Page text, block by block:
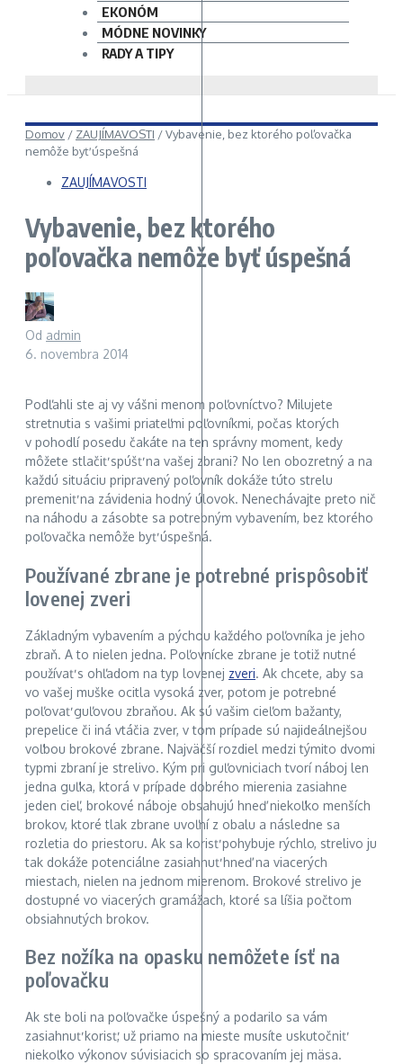
EKONÓM
MÓDNE NOVINKY
RADY A TIPY
Domov / ZAUJÍMAVOSTI /Vybavenie, bez ktorého poľovačka
nemôže byť úspešná
ZAUJÍMAVOSTI
Vybavenie, bez ktorého
poľovačka nemôže byť úspešná
Od admin
6. novembra 2014
Podľahli ste aj vy vášni menom poľovníctvo? Milujete
stretnutia s vašimi priateľmi poľovníkmi, počas ktorých
v pohodlí posedu čakáte na ten správny moment, kedy
môžete stlačiť spúšť na vašej zbrani? No len obozretný a na
každú situáciu pripravený poľovník dokáže túto strelu
premeniť na závidenia hodný úlovok. Nenechávajte preto nič
na náhodu a zásobte sa potrebným vybavením, bez ktorého
poľovačka nemôže byť úspešná.
Používané zbrane je potrebné prispôsobiť
lovenej zveri
Základným vybavením a pýchou každého poľovníka je jeho
zbraň. A to nielen jedna. Poľovnícke zbrane je totiž nutné
používať s ohľadom na typ lovenej zveri. Ak chcete, aby sa
vo vašej muške ocitla vysoká zver, potom je potrebné
poľovať guľovou zbraňou. Ak sú vašim cieľom bažanty,
prepelice či iná vtáčia zver, v tom prípade sú najideálnejšou
voľbou brokové zbrane. Najväčší rozdiel medzi týmito dvomi
typmi zbraní je strelivo. Kým pri guľovniciach tvorí náboj len
jedna guľka, ktorá v prípade dobrého mierenia zasiahne
jeden cieľ, brokové náboje obsahujú hneď niekoľko menších
brokov, ktoré tlak zbrane uvoľní z obalu a následne sa
rozletia do priestoru. Ak sa korisť pohybuje rýchlo, strelivo ju
tak dokáže potenciálne zasiahnuť hneď na viacerých
miestach, nielen na jednom mierenom. Brokové strelivo je
dostupné vo viacerých gramážach, ktoré sa líšia počtom
obsiahnutých brokov.
Bez nožíka na opasku nemôžete ísť na
poľovačku
Ak ste boli na poľovačke úspešný a podarilo sa vám
zasiahnuť korisť, už priamo na mieste musíte uskutočniť
niekoľko výkonov súvisiacich so spracovaním jej mäsa.